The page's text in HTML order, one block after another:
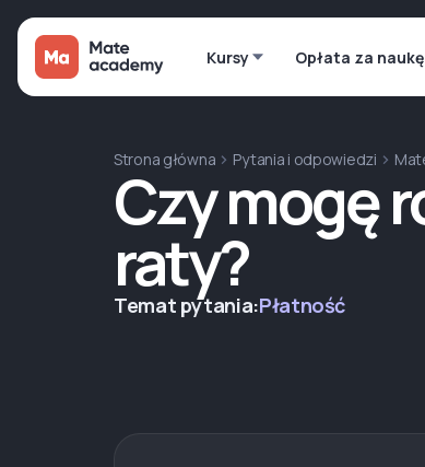
Kursy Opłata za naukę
Strona główna Pytania i odpowiedzi
Czy mogę
raty?
Temat pytania:Płatność